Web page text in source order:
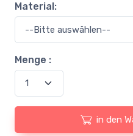
Material:
Menge :
in den